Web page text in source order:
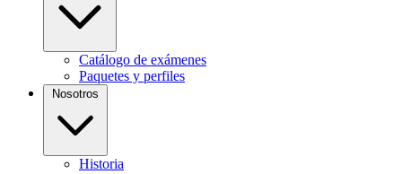
Catálogo de exámenes
Paquetes y perfiles
Historia